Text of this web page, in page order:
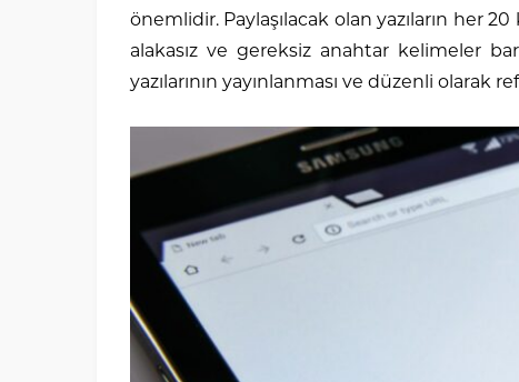
önemlidir. Paylaşılacak olan yazıların her
alakasız ve gereksiz anahtar kelimeler
yazılarının yayınlanması ve düzenli